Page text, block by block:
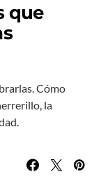
que
Cómo
la